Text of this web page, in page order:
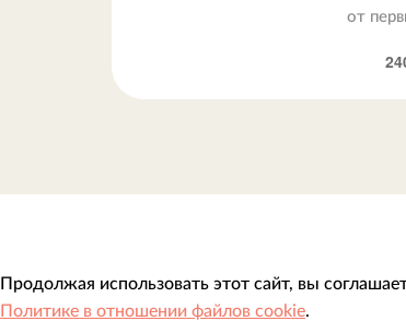
от
Продолжая использовать этот сайт, вы
Политике в отношении файлов cookie.